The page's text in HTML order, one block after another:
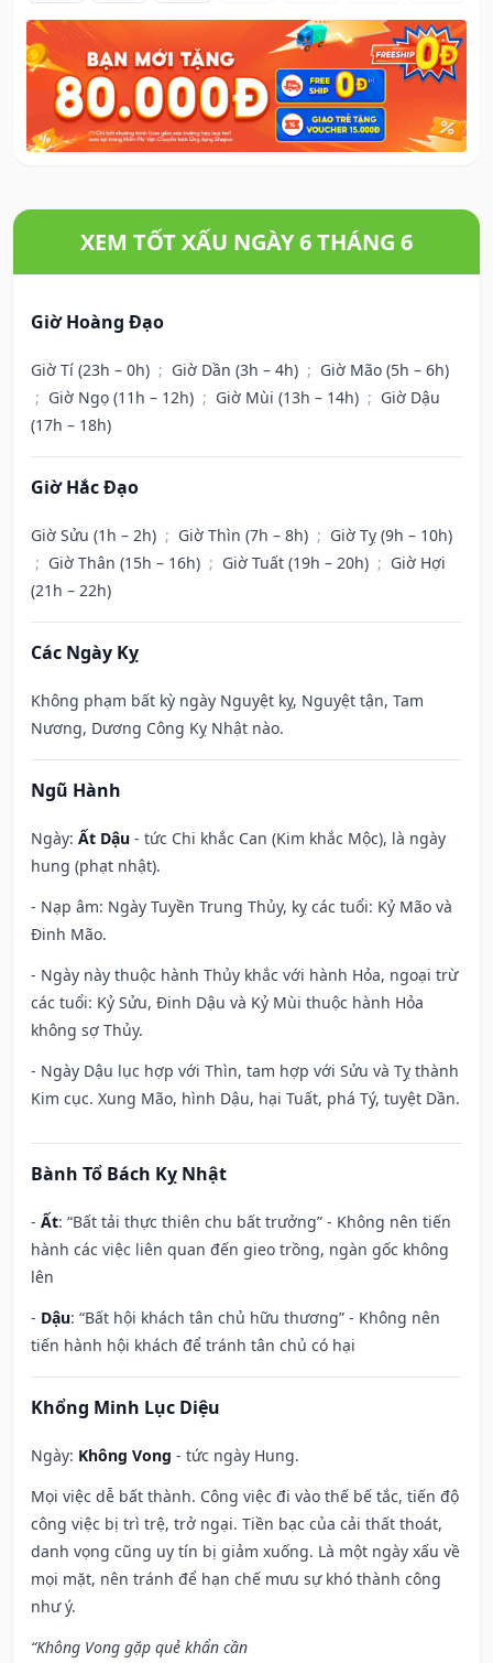
XEM TỐT XẤU NGÀY 6 THÁNG 6
Giờ Hoàng Đạo
Giờ Tí (23h – 0h) ; Giờ Dần (3h – 4h) ; Giờ Mão (5h – 6h)
; Giờ Ngọ (11h – 12h) ; Giờ Mùi (13h – 14h) ; Giờ Dậu
(17h – 18h)
Giờ Hắc Đạo
Giờ Sửu (1h – 2h) ; Giờ Thìn (7h – 8h) ; Giờ Tỵ (9h – 10h)
; Giờ Thân (15h – 16h) ; Giờ Tuất (19h – 20h) ; Giờ Hợi
(21h – 22h)
Các Ngày Kỵ
Không phạm bất kỳ ngày Nguyệt kỵ, Nguyệt tận, Tam
Nương, Dương Công Kỵ Nhật nào.
Ngũ Hành
Ngày: Ất Dậu - tức Chi khắc Can (Kim khắc Mộc), là ngày
hung (phạt nhật).
- Nạp âm: Ngày Tuyền Trung Thủy, kỵ các tuổi: Kỷ Mão và
Đinh Mão.
- Ngày này thuộc hành Thủy khắc với hành Hỏa, ngoại trừ
các tuổi: Kỷ Sửu, Đinh Dậu và Kỷ Mùi thuộc hành Hỏa
không sợ Thủy.
- Ngày Dậu lục hợp với Thìn, tam hợp với Sửu và Tỵ thành
Kim cục. Xung Mão, hình Dậu, hại Tuất, phá Tý, tuyệt Dần.
Bành Tổ Bách Kỵ Nhật
- Ất: “Bất tải thực thiên chu bất trưởng” - Không nên tiến
hành các việc liên quan đến gieo trồng, ngàn gốc không
lên
- Dậu: “Bất hội khách tân chủ hữu thương” - Không nên
tiến hành hội khách để tránh tân chủ có hại
Khổng Minh Lục Diệu
Ngày: Không Vong - tức ngày Hung.
Mọi việc dễ bất thành. Công việc đi vào thế bế tắc, tiến độ
công việc bị trì trệ, trở ngại. Tiền bạc của cải thất thoát,
danh vọng cũng uy tín bị giảm xuống. Là một ngày xấu về
mọi mặt, nên tránh để hạn chế mưu sự khó thành công
như ý.
“Không Vong gặp quẻ khẩn cần